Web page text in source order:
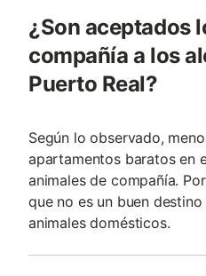
¿Son aceptados
compañía a los
Puerto Real?
Según lo observado,
apartamentos baratos en
animales de compañía.
que no es un buen
animales domésticos.